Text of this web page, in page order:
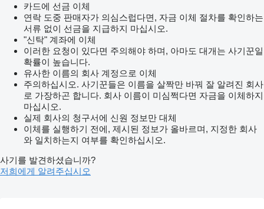
카드에 선금 이체
연락 도중 판매자가 의심스럽다면, 자금 이체 절차를 확인하는
서류 없이 선금을 지급하지 마십시오.
"신탁" 계좌에 이체
이러한 요청이 있다면 주의해야 하며, 아마도 대개는 사기꾼일
확률이 높습니다.
유사한 이름의 회사 계정으로 이체
주의하십시오. 사기꾼들은 이름을 살짝만 바꿔 잘 알려진 회사
로 가장하곤 합니다. 회사 이름이 미심쩍다면 자금을 이체하지
마십시오.
실제 회사의 청구서에 신원 정보만 대체
이체를 실행하기 전에, 제시된 정보가 올바르며, 지정한 회사
와 일치하는지 여부를 확인하십시오.
사기를 발견하셨습니까?
저희에게 알려주십시오